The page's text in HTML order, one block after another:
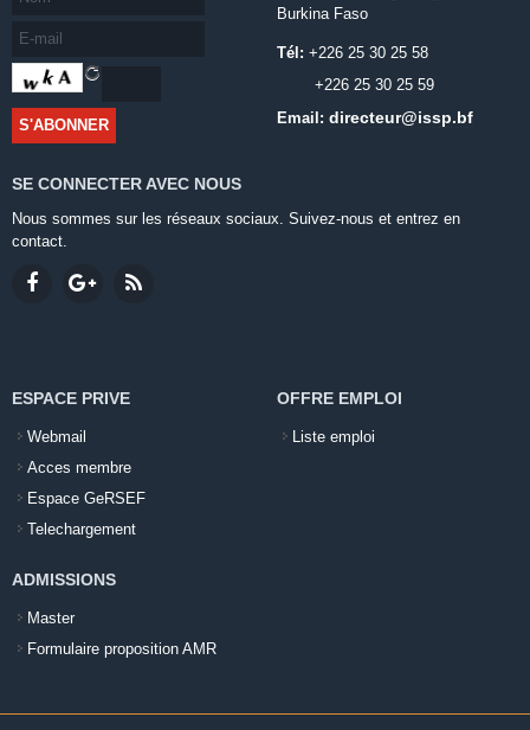
Burkina Faso
Tél: +226 25 30 25 58
+226 25 30 25 59
Email: directeur@issp.bf
SE CONNECTER AVEC NOUS
Nous sommes sur les réseaux sociaux. Suivez-nous et entrez en
contact.
ESPACE PRIVE
Webmail
Acces membre
Espace GeRSEF
Telechargement
OFFRE EMPLOI
Liste emploi
ADMISSIONS
Master
Formulaire proposition AMR